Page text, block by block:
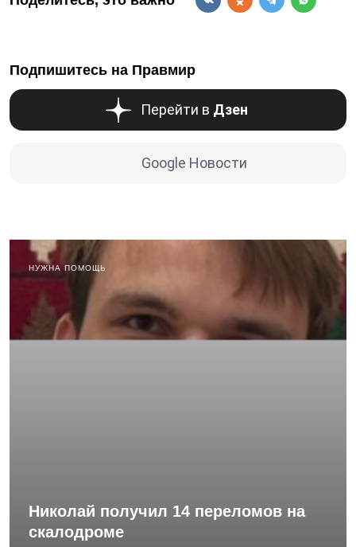
Подпишитесь на Правмир
Перейти в Дзен
Google Новости
НУЖНА ПОМОЩЬ
Николай получил 14 переломов на
скалодроме